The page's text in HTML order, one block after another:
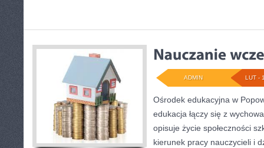
LUT -
ADMIN
Ośrodek edukacyjna w
edukacja łączy się z
opisuje życie społeczności
kierunek pracy nauczycieli i